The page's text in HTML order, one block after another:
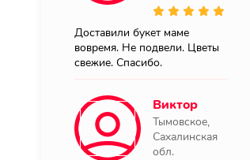
Доставили букет маме
вовремя. Не подвели. Цветы
свежие. Спасибо.
Виктор
Тымовское,
Сахалинская
обл.